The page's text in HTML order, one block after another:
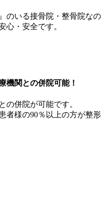
のいる接骨院・整骨院なの
心・安全です。
機関との併院可能！
の併院が可能です。
者様の90％以上の方が整形